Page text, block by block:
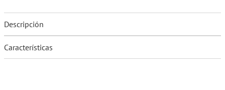
Descripción
Características